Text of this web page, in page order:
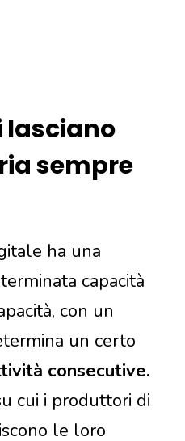
lasciano
sempre
ha una
capacità
con un
un certo
consecutive.
cui i produttori di
le loro